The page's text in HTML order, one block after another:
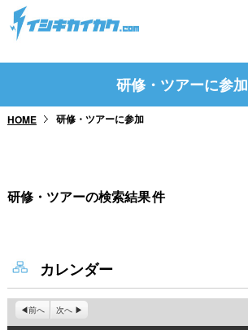
トップページ
研修・ツアーに参加
研修・ツアーに参加
HOME 研修・ツアーに参加
研修・ツアーの検索結果件
カレンダー
前へ 次へ